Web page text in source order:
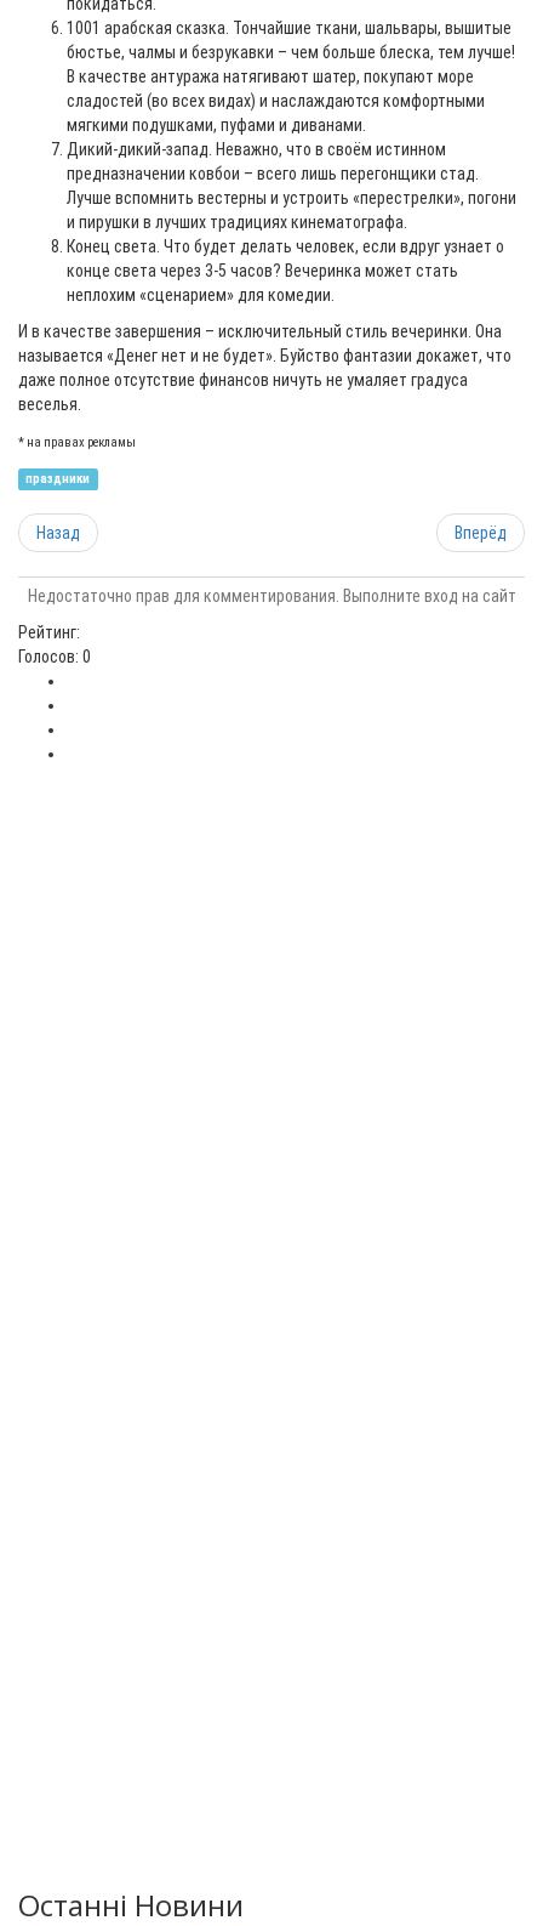
1001 арабская сказка. Тончайшие ткани, шальвары, вышитые
бюстье, чалмы и безрукавки – чем больше блеска, тем лучше!
В качестве антуража натягивают шатер, покупают море
сладостей (во всех видах) и наслаждаются комфортными
мягкими подушками, пуфами и диванами.
Дикий-дикий-запад. Неважно, что в своём истинном
предназначении ковбои – всего лишь перегонщики стад.
Лучше вспомнить вестерны и устроить «перестрелки», погони
и пирушки в лучших традициях кинематографа.
Конец света. Что будет делать человек, если вдруг узнает о
конце света через 3-5 часов? Вечеринка может стать
неплохим «сценарием» для комедии.
И в качестве завершения – исключительный стиль вечеринки. Она
называется «Денег нет и не будет». Буйство фантазии докажет, что
даже полное отсутствие финансов ничуть не умаляет градуса
веселья.
* на правах рекламы
праздники
Назад Вперёд
Недостаточно прав для комментирования. Выполните вход на сайт
Рейтинг:
Голосов: 0
Останні Новини